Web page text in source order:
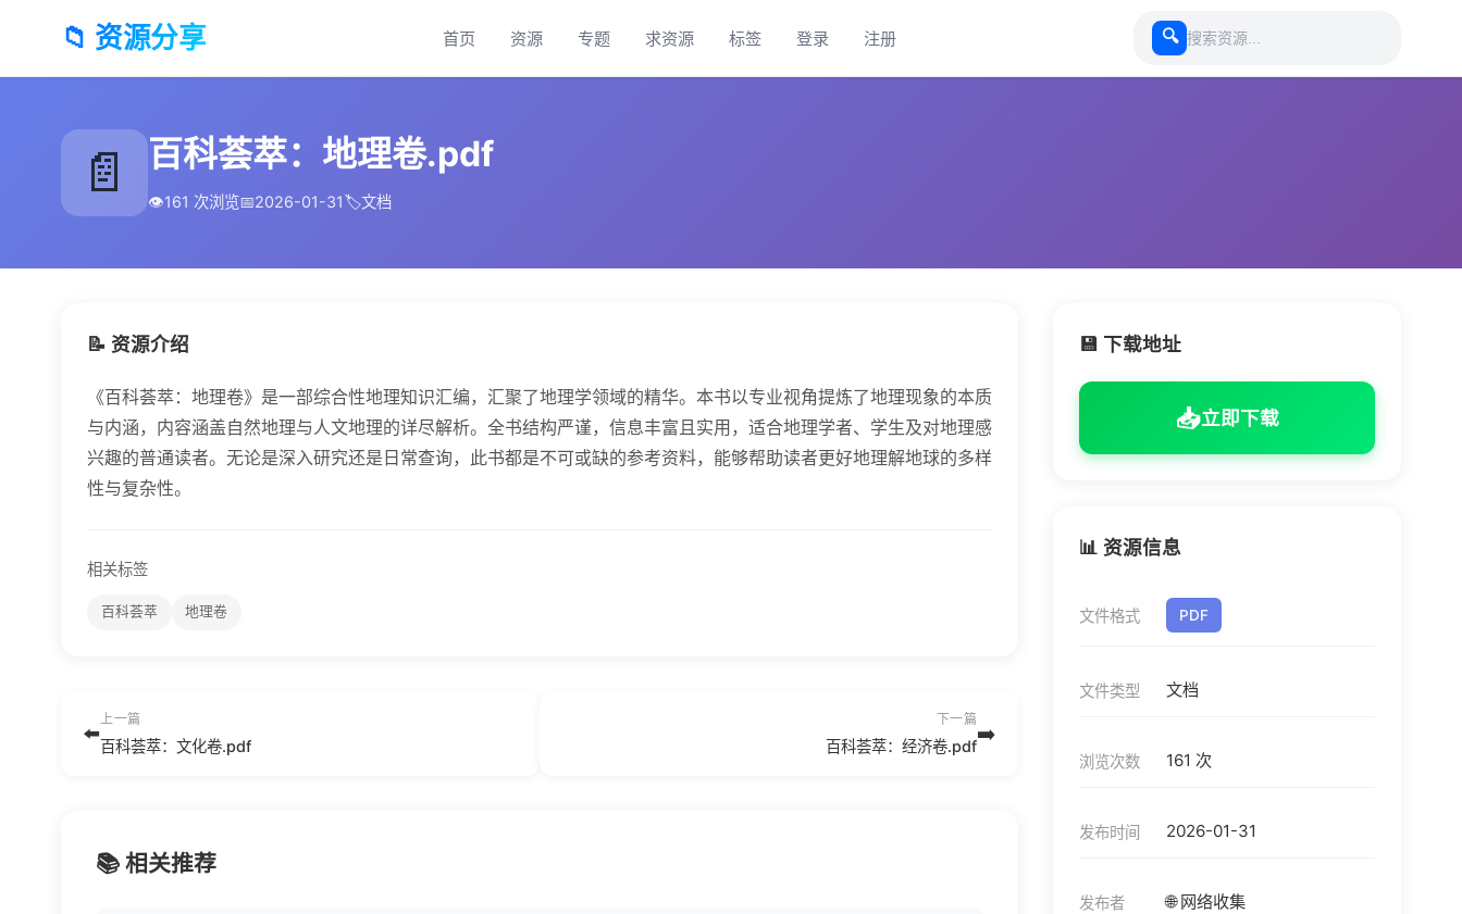
📁 资源分享 首页 资源 专题 求资源 标签 登录 注册 🔍
📄 百科荟萃：地理卷.pdf
👁️161 次浏览📅2026-01-31🏷️文档
📝 资源介绍
《百科荟萃：地理卷》是一部综合性地理知识汇编，汇聚了地理学领域的精华。本书以专业视角提炼了地理现象的本质
与内涵，内容涵盖自然地理与人文地理的详尽解析。全书结构严谨，信息丰富且实用，适合地理学者、学生及对地理感
兴趣的普通读者。无论是深入研究还是日常查询，此书都是不可或缺的参考资料，能够帮助读者更好地理解地球的多样
性与复杂性。
相关标签
百科荟萃 地理卷
⬅️
上一篇
百科荟萃：文化卷.pdf
下一篇
百科荟萃：经济卷.pdf➡️
📚 相关推荐
💾 下载地址
📥立即下载
📊 资源信息
文件格式 PDF
文件类型 文档
浏览次数 161 次
发布时间 2026-01-31
发布者 🌐 网络收集